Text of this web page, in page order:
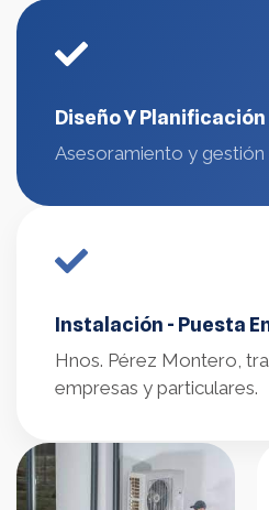
Diseño Y Planificación
Asesoramiento y
Instalación - Puesta
Hnos. Pérez Montero,
empresas y particulares.